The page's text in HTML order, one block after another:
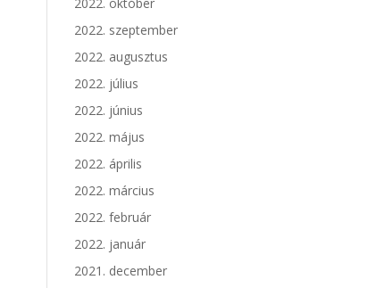
2022. szeptember
2022. augusztus
2022. július
2022. június
2022. május
2022. április
2022. március
2022. február
2022. január
2021. december